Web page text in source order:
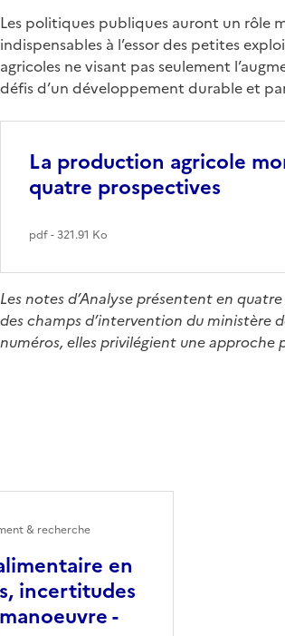
Les politiques publiques auront un rôle
indispensables à l’essor des petites
agricoles ne visant pas seulement
défis d’un développement durable et
La production agricole
quatre prospectives
pdf - 321.91 Ko
Les notes d’Analyse présentent en
des champs d’intervention du ministère
numéros, elles privilégient une approche
en
incertitudes
-
& recherche